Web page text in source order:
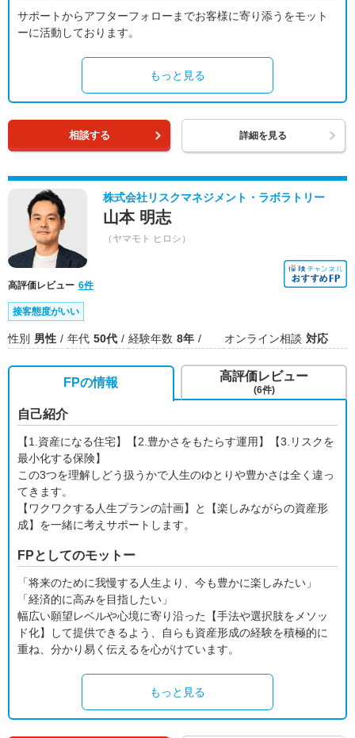
サポートからアフターフォローまでお客様に寄り添うをモット
ーに活動しております。
もっと見る
相談する 詳細を見る
株式会社リスクマネジメント・ラボラトリー
山本 明志
（ヤマモト ヒロシ）
高評価レビュー 6件
接客態度がいい
性別 男性 年代 50代 経験年数 8年 オンライン相談 対応
FPの情報
自己紹介
【1.資産になる住宅】【2.豊かさをもたらす運用】【3.リスクを
最小化する保険】
この3つを理解しどう扱うかで人生のゆとりや豊かさは全く違っ
てきます。
【ワクワクする人生プランの計画】と【楽しみながらの資産形
成】を一緒に考えサポートします。
FPとしてのモットー
「将来のために我慢する人生より、今も豊かに楽しみたい」
「経済的に高みを目指したい」
幅広い願望レベルや心境に寄り沿った【手法や選択肢をメソッ
ド化】して提供できるよう、自らも資産形成の経験を積極的に
重ね、分かり易く伝えるを心がけています。
もっと見る
高評価レビュー
(6件)